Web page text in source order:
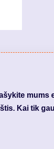
mums
Kai tik